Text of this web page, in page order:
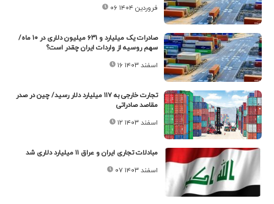
۰۶ فروردین ۱۴۰۴
صادرات یک میلیارد و ۶۳۱ میلیون دلاری در ۱۰ ماه/
سهم روسیه از واردات ایران چقدر است؟
۱۶ اسفند ۱۴۰۳
تجارت خارجی به ۱۱۷ میلیارد دلار رسید/ چین در صدر
مقاصد صادراتی
۱۲ اسفند ۱۴۰۳
مبادلات تجاری ایران و عراق ۱۱ میلیارد دلاری شد
۰۷ اسفند ۱۴۰۳